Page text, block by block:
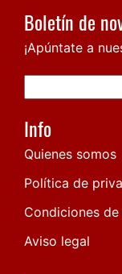
Boletín de
¡Apúntate a
Info
Quienes somos
Política de
Condiciones de
Aviso legal